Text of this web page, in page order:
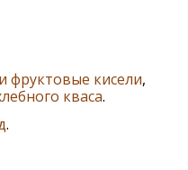
фруктовые кисели,
кваса.
.